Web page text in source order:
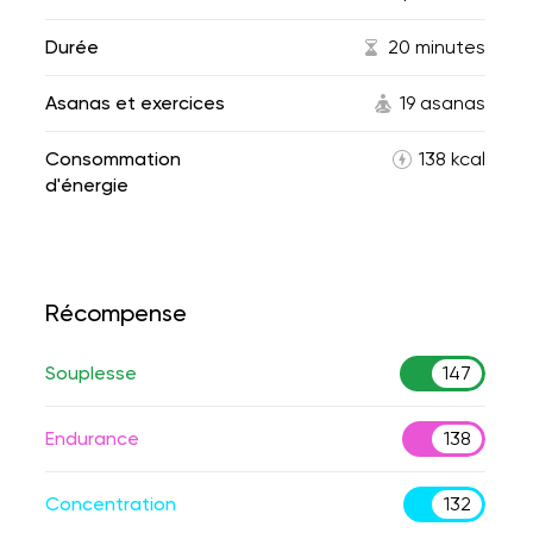
Durée 20 minutes
Asanas et exercices 19 asanas
Consommation
d'énergie
138 kcal
Récompense
Souplesse 147
Endurance 138
Concentration 132